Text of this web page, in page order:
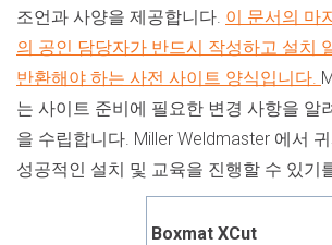
조언과 사양을 제공합니다. 이 문서의 마
의 공인 담당자가 반드시 작성하고 설치
반환해야 하는 사전 사이트 양식입니다.
는 사이트 준비에 필요한 변경 사항을 알
을 수립합니다. Miller Weldmaster 에서
성공적인 설치 및 교육을 진행할 수 있기
Boxmat XCut